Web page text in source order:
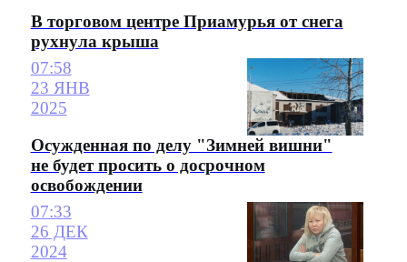
В торговом центре Приамурья от снега
рухнула крыша
07:58
23 ЯНВ
2025
Осужденная по делу "Зимней вишни"
не будет просить о досрочном
освобождении
07:33
26 ДЕК
2024